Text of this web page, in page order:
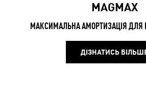
MAGMAX
МАКСИМАЛЬНА АМОРТИЗАЦІЯ ДЛЯ
ДІЗНАТИСЬ